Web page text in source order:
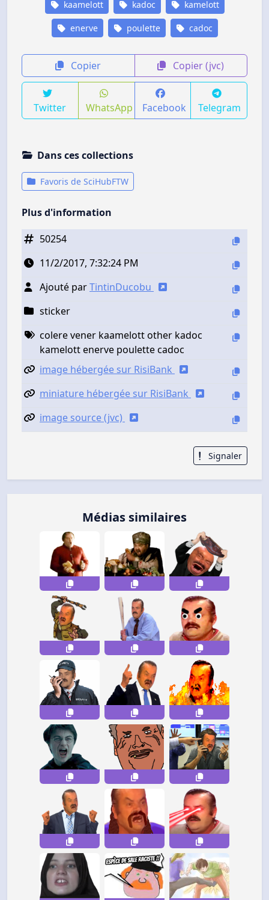
kaamelott kadoc kamelott
enerve poulette cadoc
Copier Copier (jvc)
Twitter WhatsApp Facebook Telegram
Dans ces collections
Favoris de SciHubFTW
Plus d'information
50254
11/2/2017, 7:32:24 PM
Ajouté parTintinDucobu
sticker
colere vener kaamelott other kadoc
kamelott enerve poulette cadoc
image hébergée sur RisiBank
miniature hébergée sur RisiBank
image source (jvc)
Signaler
Médias similaires